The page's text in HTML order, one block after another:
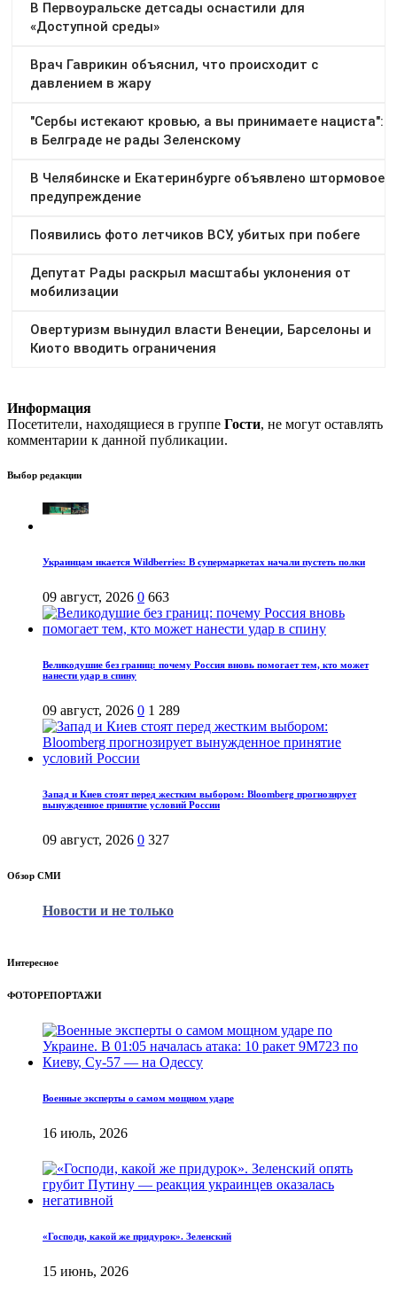
Информация
Посетители, находящиеся в группе Гости, не могут оставлять
комментарии к данной публикации.
Выбор редакции
Украинцам икается Wildberries: В супермаркетах начали пустеть полки
09 август, 2026 0 663
Великодушие без границ: почему Россия вновь помогает тем, кто может
нанести удар в спину
09 август, 2026 0 1 289
Запад и Киев стоят перед жестким выбором: Bloomberg прогнозирует
вынужденное принятие условий России
09 август, 2026 0 327
Обзор СМИ
Новости и не только
Интересное
ФОТОРЕПОРТАЖИ
Военные эксперты о самом мощном ударе
16 июль, 2026
«Господи, какой же придурок». Зеленский
15 июнь, 2026